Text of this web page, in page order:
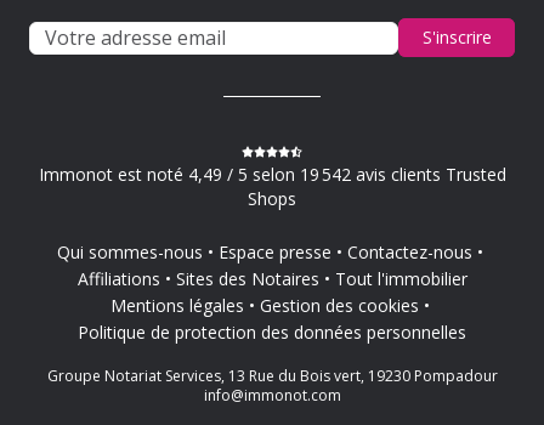
S'inscrire
Immonot est noté 4,49 / 5 selon 19 542 avis clients Trusted
Shops
Qui sommes-nous Espace presse
Contactez-nous
Affiliations
Sites des Notaires
Tout l'immobilier
Mentions légales
Gestion des cookies
Politique de protection des données personnelles
Groupe Notariat Services, 13 Rue du Bois vert, 19230 Pompadour
info@immonot.com